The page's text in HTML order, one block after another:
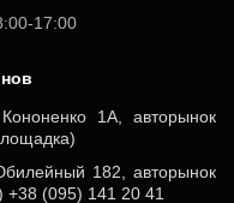
17:00
1А, авторынок
182, авторынок
(095) 141 20 41